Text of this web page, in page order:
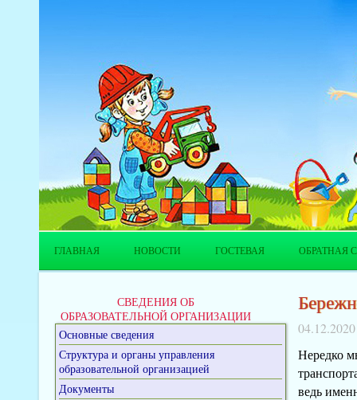
ГЛАВНАЯ НОВОСТИ ГОСТЕВАЯ ОБРАТНАЯ
СВЕДЕНИЯ ОБ
ОБРАЗОВАТЕЛЬНОЙ ОРГАНИЗАЦИИ
Основные сведения
Структура и органы управления
образовательной организацией
Документы
04.12.2020
Нередко
ведь